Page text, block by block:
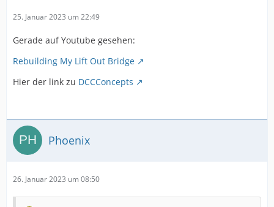
Des weiteren sind ein paar Arbeitsstunden in die Liftout
Brücke geflossen, leider nicht mit dem gewünschten
Ergebniss.
"Low Clearance" Schild
Damit ich mit den Gleisen bis nach Harrison komme,
muss ich zuerst noch eine Trestle bauen. Hab ich noch
nie gemacht,
hab auch keinen Kit aber Holzreste und ein Bild als
halbfertigen Trestle.
25. Januar 2023 um 22:49
Gerade auf Youtube gesehen:
Rebuilding My Lift Out Bridge
Hier der link zu DCCConcepts
Phoenix
26. Januar 2023 um 08:50